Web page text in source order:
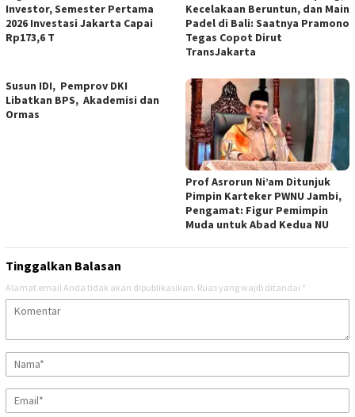
Investor, Semester Pertama
2026 Investasi Jakarta Capai
Rp173,6 T
Kecelakaan Beruntun, dan Main
Padel di Bali: Saatnya Pramono
Tegas Copot Dirut
TransJakarta
Susun IDI, Pemprov DKI
Libatkan BPS, Akademisi dan
Ormas
Prof Asrorun Ni’am Ditunjuk
Pimpin Karteker PWNU Jambi,
Pengamat: Figur Pemimpin
Muda untuk Abad Kedua NU
Tinggalkan Balasan
Alamat email Anda tidak akan dipublikasikan. Ruas yang wajib ditandai *